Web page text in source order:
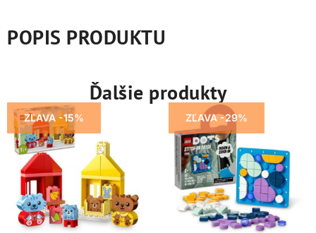
POPIS PRODUKTU
Ďalšie produkty
ZĽAVA -15% ZĽAVA -29%